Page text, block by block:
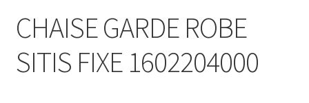
CHAISE GARDE ROBE
SITIS FIXE 1602204000